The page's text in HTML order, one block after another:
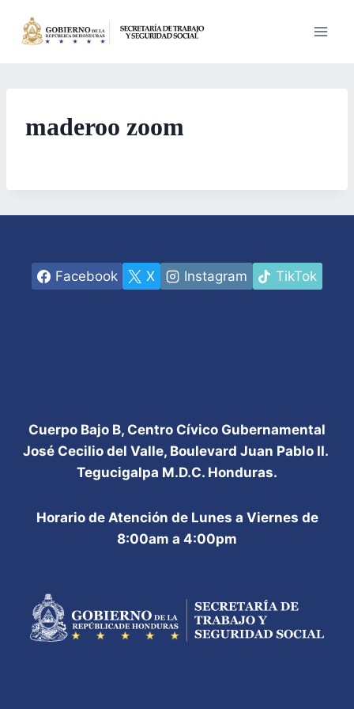
maderoo zoom
Facebook X Instagram TikTok
Cuerpo Bajo B, Centro Cívico Gubernamental
José Cecilio del Valle, Boulevard Juan Pablo II.
Tegucigalpa M.D.C. Honduras.
Horario de Atención de Lunes a Viernes de
8:00am a 4:00pm